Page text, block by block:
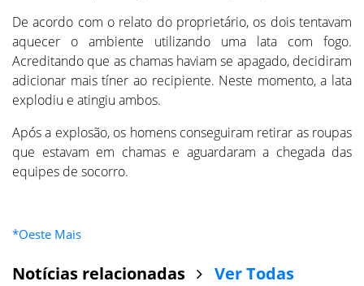
De acordo com o relato do proprietário, os dois tentavam
aquecer o ambiente utilizando uma lata com fogo.
Acreditando que as chamas haviam se apagado, decidiram
adicionar mais tíner ao recipiente. Neste momento, a lata
explodiu e atingiu ambos.
Após a explosão, os homens conseguiram retirar as roupas
que estavam em chamas e aguardaram a chegada das
equipes de socorro.
*Oeste Mais
Notícias relacionadas Ver Todas